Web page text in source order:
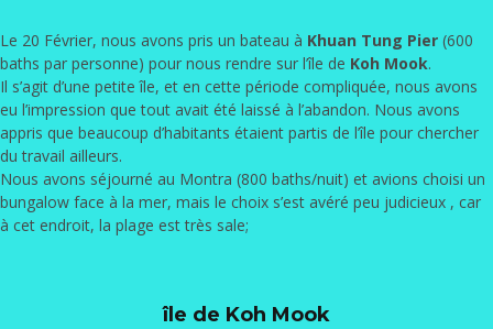
Le 20 Février, nous avons pris un bateau à Khuan Tung Pier (600
baths par personne) pour nous rendre sur l’île de Koh Mook.
Il s’agit d’une petite île, et en cette période compliquée, nous avons
eu l’impression que tout avait été laissé à l’abandon. Nous avons
appris que beaucoup d’habitants étaient partis de l’île pour chercher
du travail ailleurs.
Nous avons séjourné au Montra (800 baths/nuit) et avions choisi un
bungalow face à la mer, mais le choix s’est avéré peu judicieux , car
à cet endroit, la plage est très sale;
île de Koh Mook